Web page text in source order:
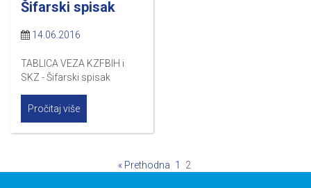
Šifarski spisak
14.06.2016
TABLICA VEZA KZFBIH i
SKZ - Šifarski spisak
Pročitaj više
« Prethodna 1 2